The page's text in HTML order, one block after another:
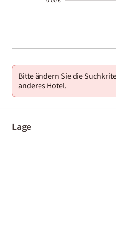
01-02
Bitte ändern Sie die
anderes Hotel.
Lage